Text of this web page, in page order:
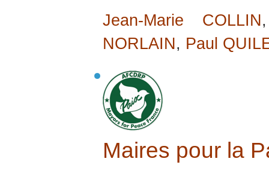
Jean-Marie COLLIN
NORLAIN, Paul
Maires pour la